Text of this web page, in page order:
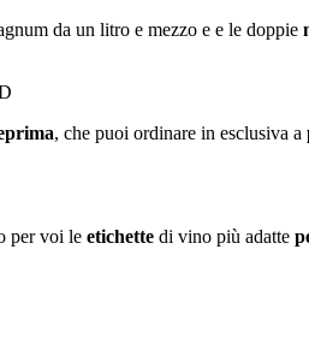
da un litro e mezzo e e le doppie
, che puoi ordinare in esclusiva a
per voi le etichette di vino più adatte